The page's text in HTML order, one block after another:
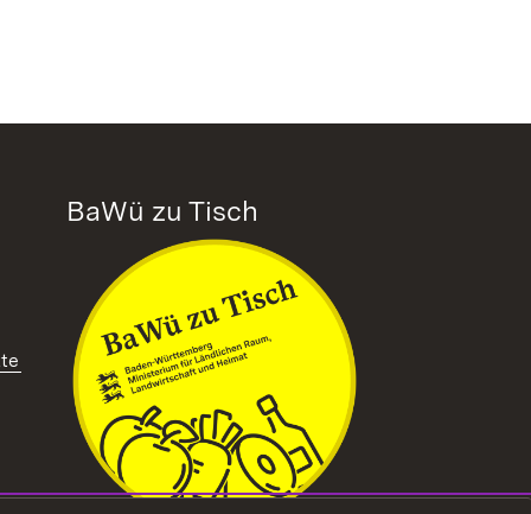
in neuem Fenster)
BaWü zu Tisch